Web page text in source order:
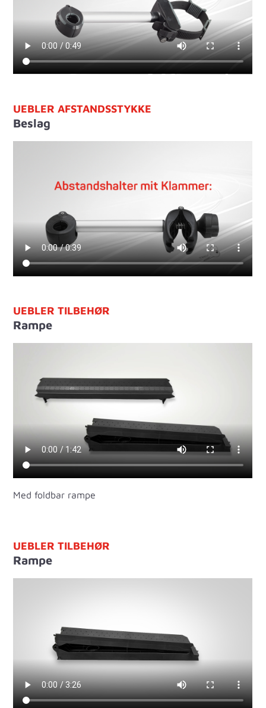
UEBLER AFSTANDSSTYKKE
Beslag
UEBLER TILBEHØR
Rampe
Med foldbar rampe
UEBLER TILBEHØR
Rampe